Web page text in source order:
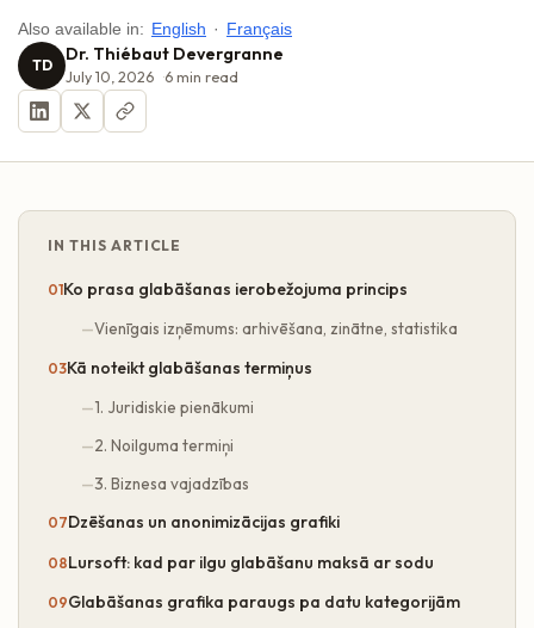
Also available in: English · Français
TD Dr. Thiébaut Devergranne
July 10, 2026 6 min read
IN THIS ARTICLE
Ko prasa glabāšanas ierobežojuma princips
Vienīgais izņēmums: arhivēšana, zinātne, statistika
Kā noteikt glabāšanas termiņus
1. Juridiskie pienākumi
2. Noilguma termiņi
3. Biznesa vajadzības
Dzēšanas un anonimizācijas grafiki
Lursoft: kad par ilgu glabāšanu maksā ar sodu
Glabāšanas grafika paraugs pa datu kategorijām